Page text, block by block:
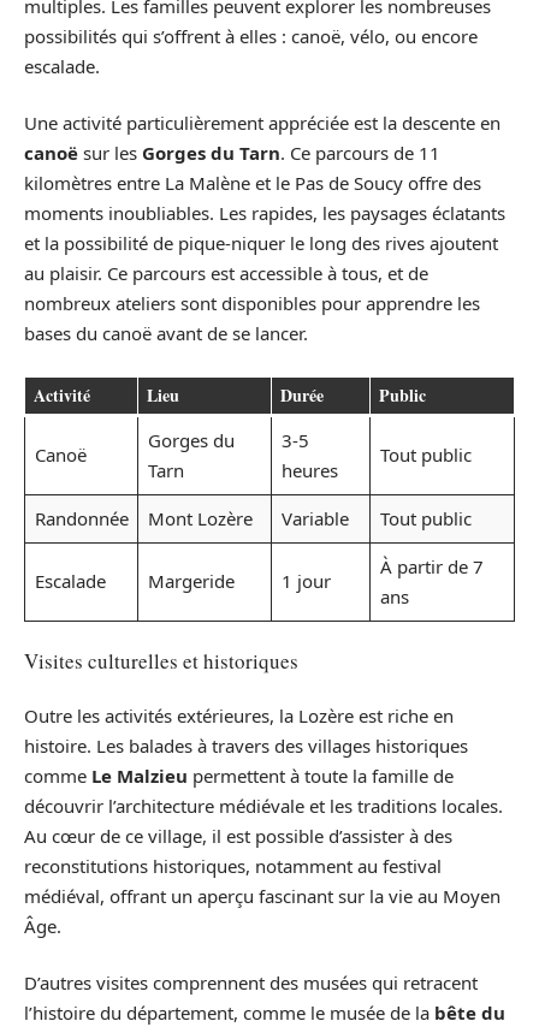
multiples. Les familles peuvent explorer les nombreuses
possibilités qui s’offrent à elles : canoë, vélo, ou encore
escalade.
Une activité particulièrement appréciée est la descente en
canoë sur les Gorges du Tarn. Ce parcours de 11
kilomètres entre La Malène et le Pas de Soucy offre des
moments inoubliables. Les rapides, les paysages éclatants
et la possibilité de pique-niquer le long des rives ajoutent
au plaisir. Ce parcours est accessible à tous, et de
nombreux ateliers sont disponibles pour apprendre les
bases du canoë avant de se lancer.
Activité Lieu Durée Public
Canoë
Gorges du
Tarn
3-5
heures
Tout public
Randonnée Mont Lozère Variable Tout public
Escalade Margeride 1 jour
À partir de 7
ans
Visites culturelles et historiques
Outre les activités extérieures, la Lozère est riche en
histoire. Les balades à travers des villages historiques
comme Le Malzieu permettent à toute la famille de
découvrir l’architecture médiévale et les traditions locales.
Au cœur de ce village, il est possible d’assister à des
reconstitutions historiques, notamment au festival
médiéval, offrant un aperçu fascinant sur la vie au Moyen
Âge.
D’autres visites comprennent des musées qui retracent
l’histoire du département, comme le musée de la bête du